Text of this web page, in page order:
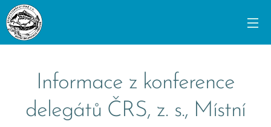
Informace z konference
delegátů ČRS, z. s., Místní